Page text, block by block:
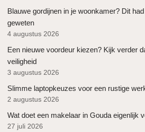
Blauwe gordijnen in je woonkamer? Dit
geweten
4 augustus 2026
Een nieuwe voordeur kiezen? Kijk verder
veiligheid
3 augustus 2026
Slimme laptopkeuzes voor een rustige
2 augustus 2026
Wat doet een makelaar in Gouda eigenlijk
27 juli 2026